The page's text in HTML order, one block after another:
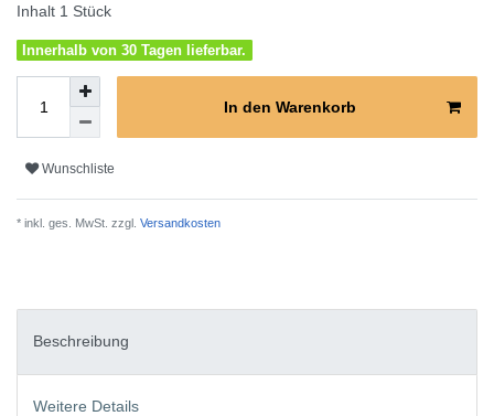
Inhalt 1 Stück
Innerhalb von 30 Tagen lieferbar.
In den Warenkorb
Wunschliste
* inkl. ges. MwSt. zzgl. Versandkosten
Beschreibung
Weitere Details